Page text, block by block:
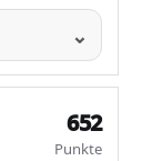
652
Punkte